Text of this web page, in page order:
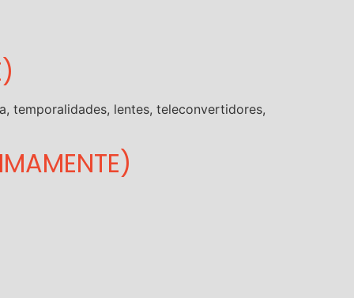
temporalidades, lentes, teleconvertidores,